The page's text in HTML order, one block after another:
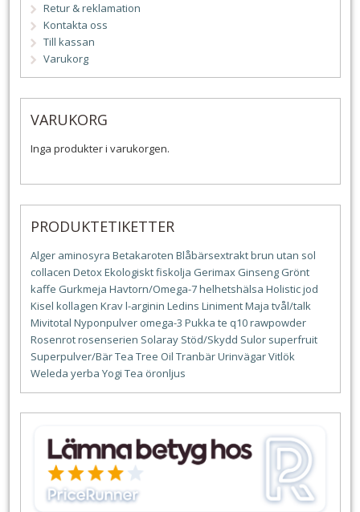
Retur & reklamation
Kontakta oss
Till kassan
Varukorg
VARUKORG
Inga produkter i varukorgen.
PRODUKTETIKETTER
Alger aminosyra Betakaroten Blåbärsextraktbrun utan sol
collacen DetoxEkologisktfiskolja Gerimax Ginseng Grönt
kaffe Gurkmeja Havtorn/Omega-7helhetshälsa Holisticjod
Kisel kollagen Kravl-arginin Ledins LinimentMaja tvål/talk
Mivitotal Nyponpulver omega-3 Pukka te q10rawpowder
Rosenrotrosenserien Solaray Stöd/Skydd Sulor superfruit
Superpulver/BärTea Tree Oil TranbärUrinvägarVitlök
Weleda yerba Yogi Tea öronljus